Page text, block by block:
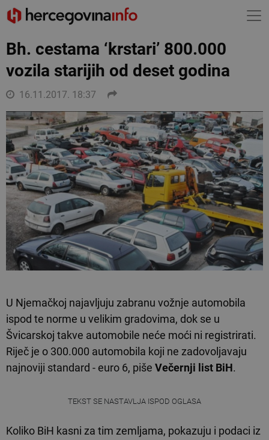
Bh. cestama ‘krstari’ 800.000
vozila starijih od deset godina
16.11.2017. 18:37
U Njemačkoj najavljuju zabranu vožnje automobila
ispod te norme u velikim gradovima, dok se u
Švicarskoj takve automobile neće moći ni registrirati.
Riječ je o 300.000 automobila koji ne zadovoljavaju
najnoviji standard - euro 6, piše Večernji list BiH.
TEKST SE NASTAVLJA ISPOD OGLASA
Koliko BiH kasni za tim zemljama, pokazuju i podaci iz